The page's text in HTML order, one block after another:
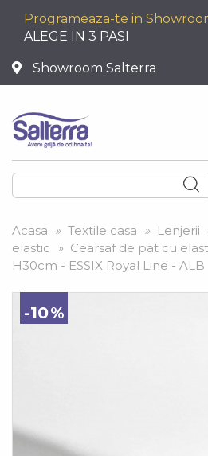
Programeaza-te in
ALEGE IN 3 PASI
Showroom Salterra
Acasa » Textile casa » Lenjerii
elastic » Cearsaf de pat cu
H30cm - ESSIX Royal Line - ALB
-10